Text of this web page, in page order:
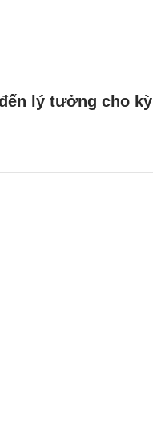
lý tưởng cho kỳ